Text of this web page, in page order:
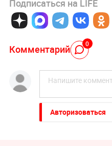
Подписаться на LIFE
Комментарий 0
Авторизоваться